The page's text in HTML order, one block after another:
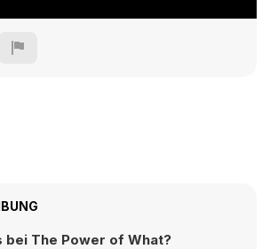
bei The Power of What?